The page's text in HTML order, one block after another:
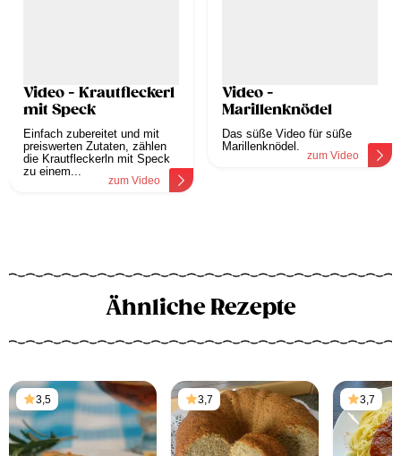
Video - Krautfleckerl
mit Speck
Einfach zubereitet und mit
preiswerten Zutaten, zählen
die Krautfleckerln mit Speck
zu einem...
zum Video
Video -
Marillenknödel
Das süße Video für süße
Marillenknödel.
zum Video
Ähnliche Rezepte
3,5 3,7 3,7